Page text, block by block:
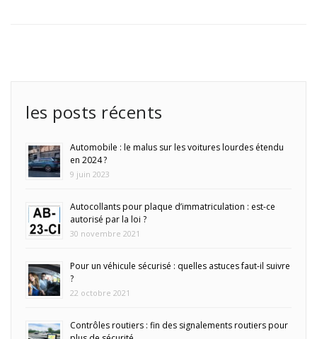
les posts récents
Automobile : le malus sur les voitures lourdes étendu
en 2024 ?
9 juin 2023
Autocollants pour plaque d’immatriculation : est-ce
autorisé par la loi ?
30 novembre 2021
Pour un véhicule sécurisé : quelles astuces faut-il suivre
?
22 octobre 2021
Contrôles routiers : fin des signalements routiers pour